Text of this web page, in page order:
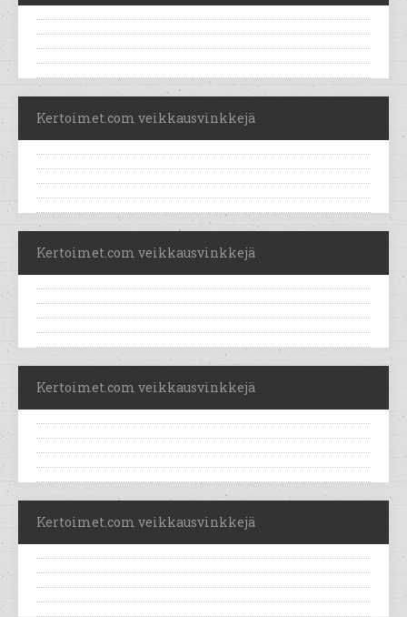
Kertoimet.com veikkausvinkkejä
Kertoimet.com veikkausvinkkejä
Kertoimet.com veikkausvinkkejä
Kertoimet.com veikkausvinkkejä